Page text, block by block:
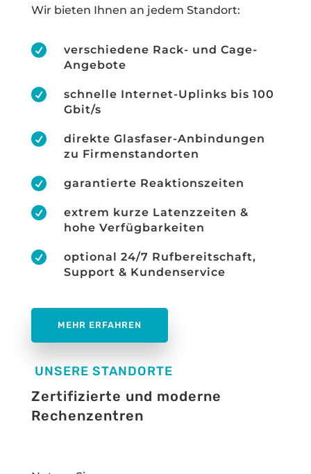
Wir bieten Ihnen an jedem Standort:

verschiedene Rack- und Cage-
Angebote

schnelle Internet-Uplinks bis 100
Gbit/s

direkte Glasfaser-Anbindungen
zu Firmenstandorten
 garantierte Reaktionszeiten

extrem kurze Latenzzeiten &
hohe Verfügbarkeiten

optional 24/7 Rufbereitschaft,
Support & Kundenservice
MEHR ERFAHREN
UNSERE STANDORTE
Zertifizierte und moderne
Rechenzentren